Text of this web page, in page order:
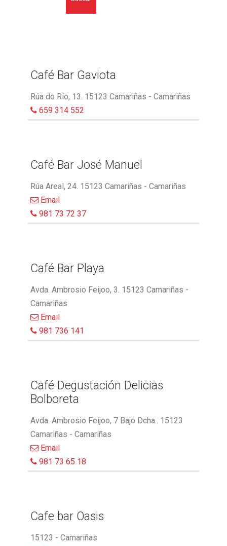
Café Bar Gaviota
Rúa do Río, 13. 15123 Camariñas - Camariñas
659 314 552
Café Bar José Manuel
Rúa Areal, 24. 15123 Camariñas - Camariñas
Email
981 73 72 37
Café Bar Playa
Avda. Ambrosio Feijoo, 3. 15123 Camariñas -
Camariñas
Email
981 736 141
Café Degustación Delicias
Bolboreta
Avda. Ambrosio Feijoo, 7 Bajo Dcha.. 15123
Camariñas - Camariñas
Email
981 73 65 18
Cafe bar Oasis
15123 - Camariñas